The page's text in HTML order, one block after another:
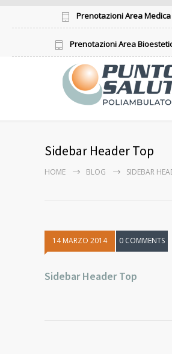
Prenotazioni Area Medica
Prenotazioni Area
Sidebar Header Top
HOME BLOG SIDEBAR
14 MARZO 2014 0 COMMENTS
Sidebar Header Top